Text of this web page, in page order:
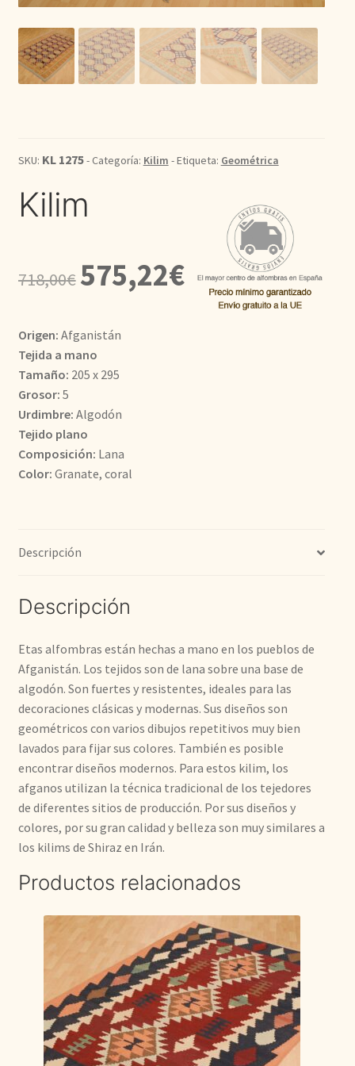
Kilim
Redondas
Seda
Pasillo
SKU: KL 1275- Categoría: Kilim - Etiqueta: Geométrica
Kilim
718,00€
El
precio
era:
718,00€.
575,22€El
precio
Origen: Afganistán
Tejida a mano
Tamaño: 205 x 295
Grosor: 5
Urdimbre: Algodón
Tejido plano
Composición: Lana
Color: Granate, coral
Descripción
Descripción
Etas alfombras están hechas a mano en los pueblos de
Afganistán. Los tejidos son de lana sobre una base de
algodón. Son fuertes y resistentes, ideales para las
decoraciones clásicas y modernas. Sus diseños son
geométricos con varios dibujos repetitivos muy bien
lavados para fijar sus colores. También es posible
encontrar diseños modernos. Para estos kilim, los
afganos utilizan la técnica tradicional de los tejedores
de diferentes sitios de producción. Por sus diseños y
colores, por su gran calidad y belleza son muy similares a
los kilims de Shiraz en Irán.
Productos relacionados